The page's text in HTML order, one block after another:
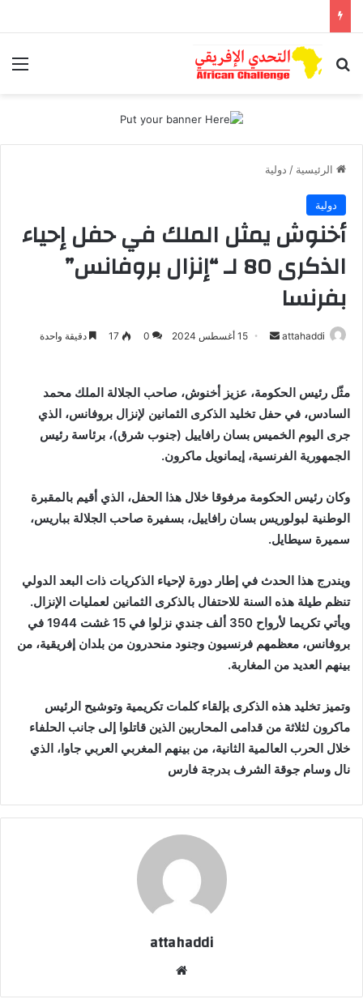
بحث عن
الرئيسية / دولية
دولية
أخنوش يمثل الملك في حفل إحياء
الذكرى 80 لـ “إنزال بروفانس”
بفرنسا
attahaddi
أرسل 15 أغسطس 2024 0
17 دقيقة واحدة
مثّل رئيس الحكومة، عزيز أخنوش، صاحب الجلالة الملك محمد
السادس، في حفل تخليد الذكرى الثمانين لإنزال بروفانس، الذي
جرى اليوم الخميس بسان رافاييل (جنوب شرق)، برئاسة رئيس
الجمهورية الفرنسية، إيمانويل ماكرون.
وكان رئيس الحكومة مرفوقا خلال هذا الحفل، الذي أقيم بالمقبرة
الوطنية لبولوريس بسان رافاييل، بسفيرة صاحب الجلالة بباريس،
سميرة سيطايل.
ويندرج هذا الحدث في إطار دورة لإحياء الذكريات ذات البعد الدولي
تنظم طيلة هذه السنة للاحتفال بالذكرى الثمانين لعمليات الإنزال.
ويأتي تكريما لأرواح 350 ألف جندي نزلوا في 15 غشت 1944 في
بروفانس، معظمهم فرنسيون وجنود منحدرون من بلدان إفريقية، من
بينهم العديد من المغاربة.
وتميز تخليد هذه الذكرى بإلقاء كلمات تكريمية وتوشيح الرئيس
ماكرون لثلاثة من قدامى المحاربين الذين قاتلوا إلى جانب الحلفاء
خلال الحرب العالمية الثانية، من بينهم المغربي العربي جاوا، الذي
نال وسام جوقة الشرف بدرجة فارس
attahaddi